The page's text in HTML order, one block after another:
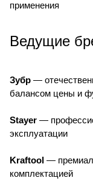
применения
Ведущие
Зубр —
балансом цены и
Stayer —
эксплуатации
Kraftool —
комплектацией